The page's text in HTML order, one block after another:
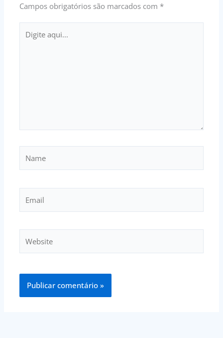
Campos obrigatórios são marcados com *
aqui...